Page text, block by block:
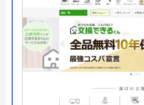
ズに進みます。
公式サ
料金詳
交換の達人 の基本情報